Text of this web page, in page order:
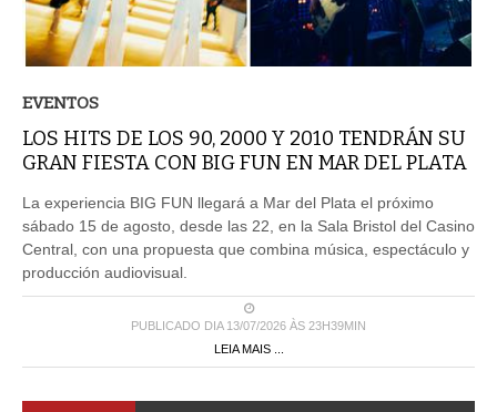
EVENTOS
LOS HITS DE LOS 90, 2000 Y 2010 TENDRÁN SU
GRAN FIESTA CON BIG FUN EN MAR DEL PLATA
La experiencia BIG FUN llegará a Mar del Plata el próximo
sábado 15 de agosto, desde las 22, en la Sala Bristol del Casino
Central, con una propuesta que combina música, espectáculo y
producción audiovisual.
PUBLICADO DIA 13/07/2026 ÀS 23H39MIN
LEIA MAIS ...